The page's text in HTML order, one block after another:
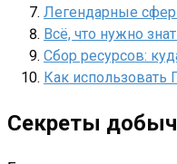
Легендарные
Всё, что нужно
Сбор ресурсов:
Как
Секреты